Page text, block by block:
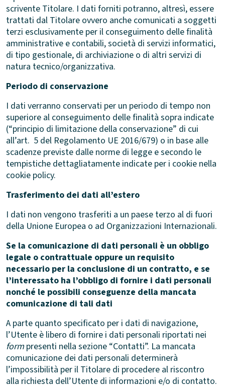
scrivente Titolare. I dati forniti potranno, altresì, essere
trattati dal Titolare ovvero anche comunicati a soggetti
terzi esclusivamente per il conseguimento delle finalità
amministrative e contabili, società di servizi informatici,
di tipo gestionale, di archiviazione o di altri servizi di
natura tecnico/organizzativa.
Periodo di conservazione
I dati verranno conservati per un periodo di tempo non
superiore al conseguimento delle finalità sopra indicate
(“principio di limitazione della conservazione” di cui
all’art. 5 del Regolamento UE 2016/679) o in base alle
scadenze previste dalle norme di legge e secondo le
tempistiche dettagliatamente indicate per i cookie nella
cookie policy.
Trasferimento dei dati all’estero
I dati non vengono trasferiti a un paese terzo al di fuori
della Unione Europea o ad Organizzazioni Internazionali.
Se la comunicazione di dati personali è un obbligo
legale o contrattuale oppure un requisito
necessario per la conclusione di un contratto, e se
l’interessato ha l’obbligo di fornire i dati personali
nonché le possibili conseguenze della mancata
comunicazione di tali dati
A parte quanto specificato per i dati di navigazione,
l’Utente è libero di fornire i dati personali riportati nei
form presenti nella sezione “Contatti”. La mancata
comunicazione dei dati personali determinerà
l’impossibilità per il Titolare di procedere al riscontro
alla richiesta dell’Utente di informazioni e/o di contatto.